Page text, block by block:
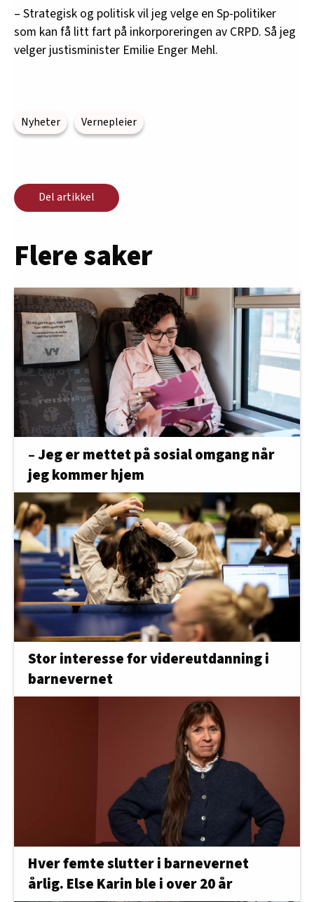
– Strategisk og politisk vil jeg velge en Sp-politiker
som kan få litt fart på inkorporeringen av CRPD. Så jeg
velger justisminister Emilie Enger Mehl.
Nyheter Vernepleier
Del artikkel
Flere saker
– Jeg er mettet på sosial omgang når
jeg kommer hjem
Stor interesse for videreutdanning i
barnevernet
Hver femte slutter i barnevernet
årlig. Else Karin ble i over 20 år